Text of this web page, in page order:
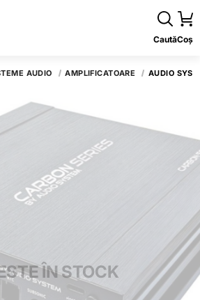
CautăCoș
AUDIO AMPLIFICATOARE AUDIO
ÎN STOCK